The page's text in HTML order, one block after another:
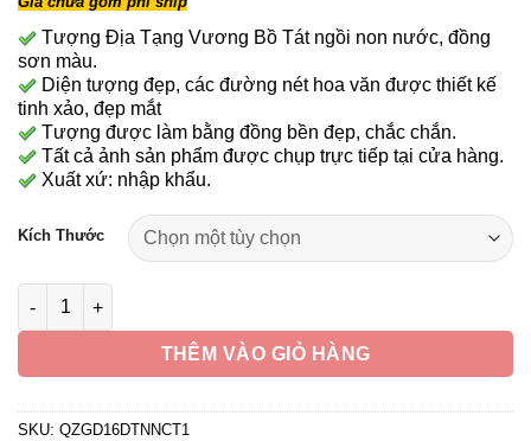
24,090,000 ₫
127,590,000 ₫
Tượng Địa Tạng Vương Bồ Tát ngồi non nước, đồng
sơn màu.
Diện tượng đẹp, các đường nét hoa văn được thiết kế
tinh xảo, đẹp mắt
Tượng được làm bằng đồng bền đẹp, chắc chắn.
Tất cả ảnh sản phẩm được chụp trực tiếp tại cửa hàng.
Xuất xứ: nhập khẩu.
Kích Thước
Tượng Địa Tạng Vương Bồ Tát Ngồi Non Nước, Bằng Đồng
THÊM VÀO GIỎ HÀNG
SKU: QZGD16DTNNCT1